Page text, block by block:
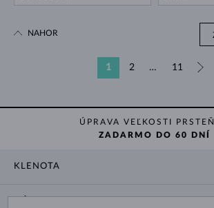
1 2 … 11
NAHOR
ÚPRAVA VEĽKOSTI
ZADARMO DO 60 DNÍ
KLENOTA